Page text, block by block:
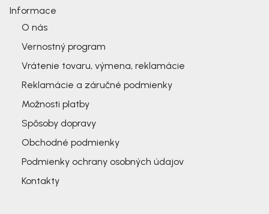
Informace
O nás
Vernostný program
Vrátenie tovaru, výmena, reklamácie
Reklamácie a záručné podmienky
Možnosti platby
Spôsoby dopravy
Obchodné podmienky
Podmienky ochrany osobných údajov
Kontakty